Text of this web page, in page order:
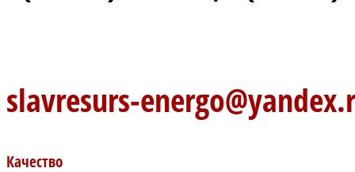
slavresurs-
Качество